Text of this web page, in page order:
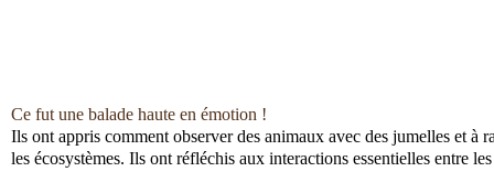
Ce fut une balade haute en émotion !
Ils ont appris comment observer des animaux avec des jumelles et à
les écosystèmes. Ils ont réfléchis aux interactions essentielles entre